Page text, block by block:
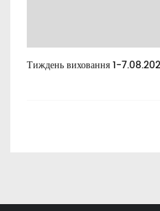
Тиждень виховання 1-